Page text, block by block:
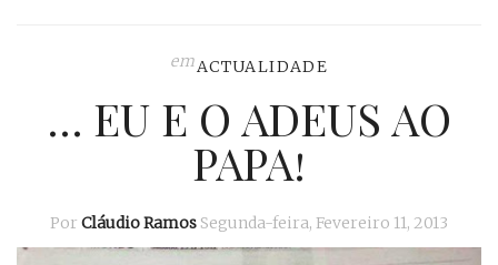
emACTUALIDADE
… EU E O ADEUS AO
PAPA!
Por Cláudio Ramos Segunda-feira, Fevereiro 11, 2013